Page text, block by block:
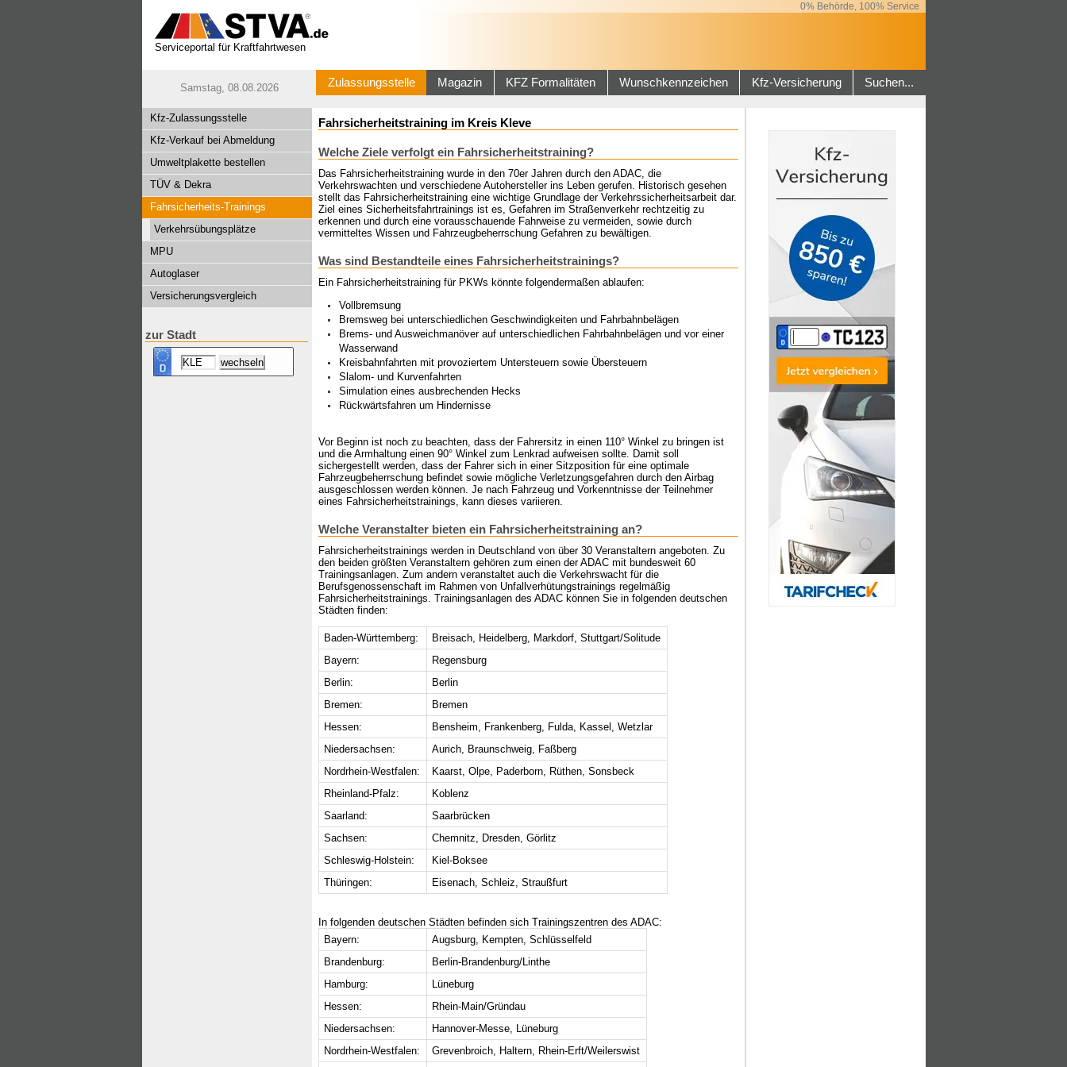
0% Behörde, 100% Service
Serviceportal für Kraftfahrtwesen
Samstag, 08.08.2026 Zulassungsstelle Magazin KFZ Formalitäten Wunschkennzeichen Kfz-Versicherung Suchen...
Kfz-Zulassungsstelle
Kfz-Verkauf bei Abmeldung
Umweltplakette bestellen
TÜV & Dekra
Fahrsicherheits-Trainings
Verkehrsübungsplätze
MPU
Autoglaser
Versicherungsvergleich
zur Stadt
Fahrsicherheitstraining im Kreis Kleve
Welche Ziele verfolgt ein Fahrsicherheitstraining?
Das Fahrsicherheitstraining wurde in den 70er Jahren durch den ADAC, die
Verkehrswachten und verschiedene Autohersteller ins Leben gerufen. Historisch gesehen
stellt das Fahrsicherheitstraining eine wichtige Grundlage der Verkehrssicherheitsarbeit dar.
Ziel eines Sicherheitsfahrtrainings ist es, Gefahren im Straßenverkehr rechtzeitig zu
erkennen und durch eine vorausschauende Fahrweise zu vermeiden, sowie durch
vermitteltes Wissen und Fahrzeugbeherrschung Gefahren zu bewältigen.
Was sind Bestandteile eines Fahrsicherheitstrainings?
Ein Fahrsicherheitstraining für PKWs könnte folgendermaßen ablaufen:
Vollbremsung
Bremsweg bei unterschiedlichen Geschwindigkeiten und Fahrbahnbelägen
Brems- und Ausweichmanöver auf unterschiedlichen Fahrbahnbelägen und vor einer
Wasserwand
Kreisbahnfahrten mit provoziertem Untersteuern sowie Übersteuern
Slalom- und Kurvenfahrten
Simulation eines ausbrechenden Hecks
Rückwärtsfahren um Hindernisse
Vor Beginn ist noch zu beachten, dass der Fahrersitz in einen 110° Winkel zu bringen ist
und die Armhaltung einen 90° Winkel zum Lenkrad aufweisen sollte. Damit soll
sichergestellt werden, dass der Fahrer sich in einer Sitzposition für eine optimale
Fahrzeugbeherrschung befindet sowie mögliche Verletzungsgefahren durch den Airbag
ausgeschlossen werden können. Je nach Fahrzeug und Vorkenntnisse der Teilnehmer
eines Fahrsicherheitstrainings, kann dieses variieren.
Welche Veranstalter bieten ein Fahrsicherheitstraining an?
Fahrsicherheitstrainings werden in Deutschland von über 30 Veranstaltern angeboten. Zu
den beiden größten Veranstaltern gehören zum einen der ADAC mit bundesweit 60
Trainingsanlagen. Zum andern veranstaltet auch die Verkehrswacht für die
Berufsgenossenschaft im Rahmen von Unfallverhütungstrainings regelmäßig
Fahrsicherheitstrainings. Trainingsanlagen des ADAC können Sie in folgenden deutschen
Städten finden:
Baden-Württemberg:
Breisach, Heidelberg, Markdorf, Stuttgart/Solitude
Bayern:
Regensburg
Berlin:
Berlin
Bremen:
Bremen
Hessen:
Bensheim, Frankenberg, Fulda, Kassel, Wetzlar
Niedersachsen:
Aurich, Braunschweig, Faßberg
Nordrhein-Westfalen:
Kaarst, Olpe, Paderborn, Rüthen, Sonsbeck
Rheinland-Pfalz:
Koblenz
Saarland:
Saarbrücken
Sachsen:
Chemnitz, Dresden, Görlitz
Schleswig-Holstein:
Kiel-Boksee
Thüringen:
Eisenach, Schleiz, Straußfurt
In folgenden deutschen Städten befinden sich Trainingszentren des ADAC:
Bayern:
Augsburg, Kempten, Schlüsselfeld
Brandenburg:
Berlin-Brandenburg/Linthe
Hamburg:
Lüneburg
Hessen:
Rhein-Main/Gründau
Niedersachsen:
Hannover-Messe, Lüneburg
Nordrhein-Westfalen:
Grevenbroich, Haltern, Rhein-Erft/Weilerswist